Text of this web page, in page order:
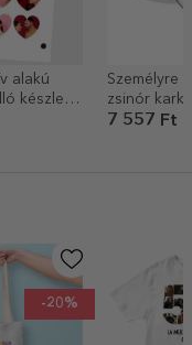
alakú
készlet
Személyre
zsinór
15x13 mm
7 557 Ft
-20%